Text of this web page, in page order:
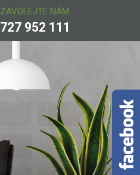
ZAVOLEJTE NÁM
727 952 111